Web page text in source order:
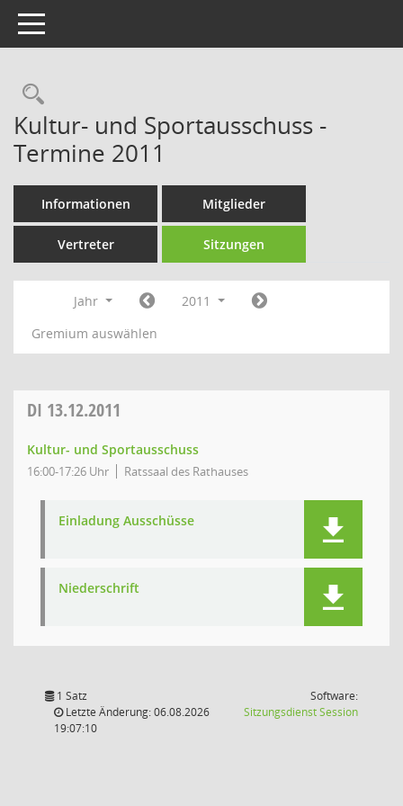
Toggle navigation
Rechercheauswahl
Kultur- und Sportausschuss -
Termine 2011
Informationen Mitglieder
Vertreter Sitzungen
Jahr
2011
Gremium auswählen
DI 13.12.2011
Kultur- und Sportausschuss
16:00-17:26 Uhr Ratssaal des Rathauses
Einladung Ausschüsse
Niederschrift
1 Satz
Letzte Änderung: 06.08.2026
19:07:10
Software:
SitzungsdienstSession(Wird in